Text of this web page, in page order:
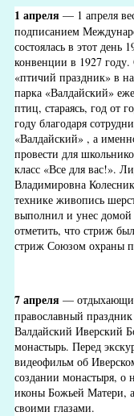
1 апреля — 1 апреля
подписанием
состоялась в этот день
конвенции в 1927
«птичий праздник» в
парка «Валдайский»
птиц, стараясь, год от
году благодаря
«Валдайский» , а
провести для
класс «Все для вас!».
Владимировна
технике живопись
выполнил и унес домой
отметить, что стриж
стриж Союзом охраны
7 апреля —
православный
Валдайский Иверский
монастырь. Перед
видеофильм об
создании монастыря, о
иконы Божьей Матери, а
своими глазами.